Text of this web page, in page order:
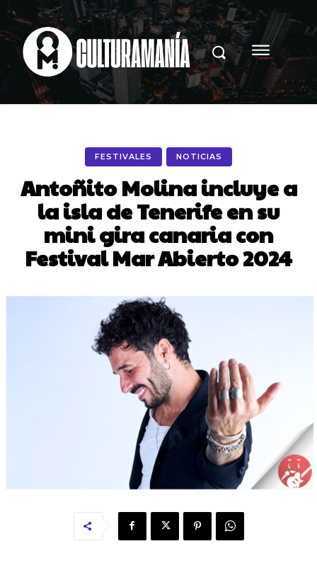
FESTIVALES NOTICIAS
Antoñito Molina incluye a
la isla de Tenerife en su
mini gira canaria con
Festival Mar Abierto 2024